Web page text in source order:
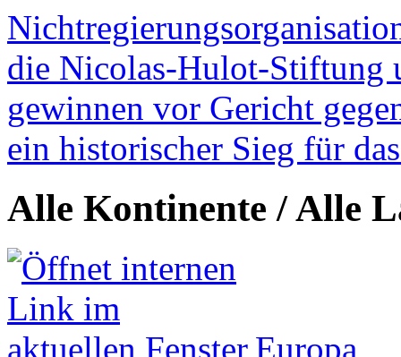
die Nicolas-Hulot-Stiftung
gewinnen vor Gericht
ein historischer Sieg für
Alle Kontinente / Alle
Europa